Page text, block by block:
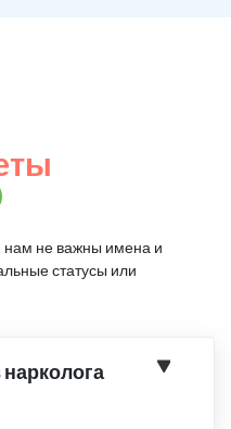
нам не важны имена и
статусы или